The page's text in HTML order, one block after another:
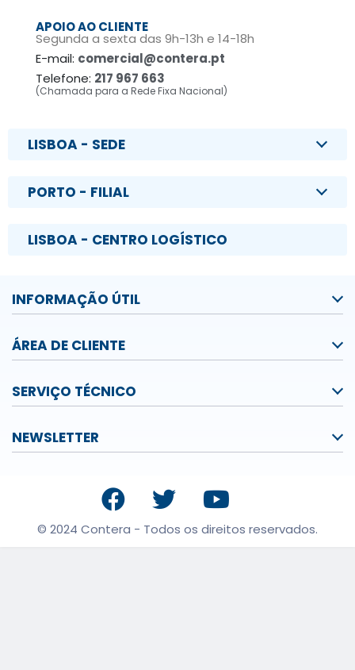
APOIO AO CLIENTE
Segunda a sexta das 9h-13h e 14-18h
E-mail: comercial@contera.pt
Telefone: 217 967 663
(Chamada para a Rede Fixa Nacional)
LISBOA - SEDE
PORTO - FILIAL
LISBOA - CENTRO LOGÍSTICO
INFORMAÇÃO ÚTIL
ÁREA DE CLIENTE
SERVIÇO TÉCNICO
NEWSLETTER
© 2024 Contera - Todos os direitos reservados.